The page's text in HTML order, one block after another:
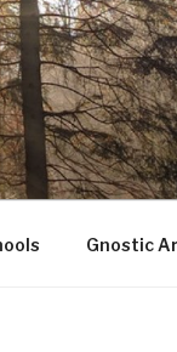
Gnostic